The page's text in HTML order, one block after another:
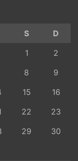
S
D
1
2
8
9
15
16
22
23
29
30